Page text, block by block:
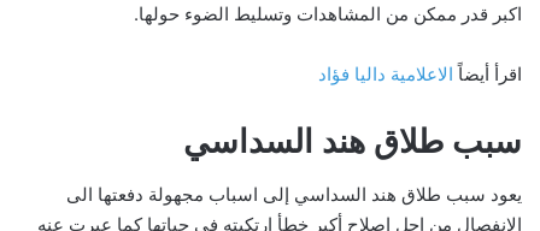
اكبر قدر ممكن من المشاهدات وتسليط الضوء حولها.
اقرأ أيضاً الاعلامية داليا فؤاد
سبب طلاق هند السداسي
يعود سبب طلاق هند السداسي إلى اسباب مجهولة دفعتها الى
الانفصال من اجل إصلاح أكبر خطأ ارتكبته في حياتها كما عبرت عنه